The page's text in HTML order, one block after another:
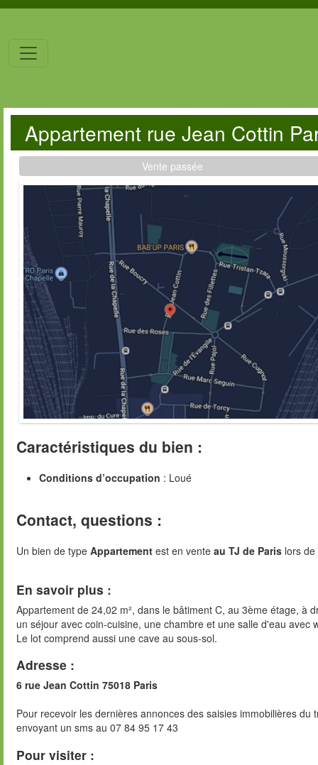
Appartement rue Jean Cottin
Vente passée
Caractéristiques du bien :
Conditions d’occupation : Loué
Contact, questions :
Un bien de type Appartement est en vente au TJ de Paris lors
En savoir plus :
Appartement de 24,02 m², dans le bâtiment C, au 3ème étage, à
un séjour avec coin-cuisine, une chambre et une salle d'eau avec
Le lot comprend aussi une cave au sous-sol.
Adresse :
6 rue Jean Cottin 75018 Paris
Pour recevoir les dernières annonces des saisies immobilières
envoyant un sms au 07 84 95 17 43
Pour visiter :